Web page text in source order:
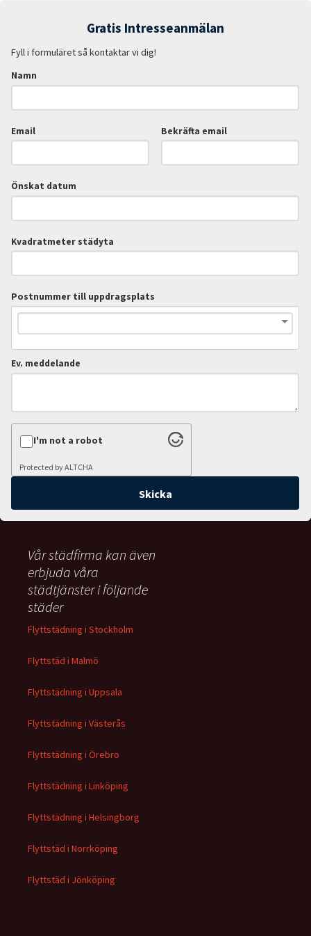
Gratis Intresseanmälan
Fyll i formuläret så kontaktar vi dig!
Namn
Email Bekräfta email
Önskat datum
Kvadratmeter städyta
Postnummer till uppdragsplats
Ev. meddelande
I'm not a robot
Protected byALTCHA
Vår städfirma kan även
erbjuda våra
städtjänster i följande
städer
Flyttstädning i Stockholm
Flyttstäd i Malmö
Flyttstädning i Uppsala
Flyttstädning i Västerås
Flyttstädning i Örebro
Flyttstädning i Linköping
Flyttstädning i Helsingborg
Flyttstäd i Norrköping
Flyttstäd i Jönköping